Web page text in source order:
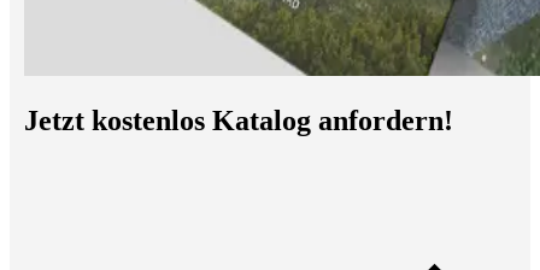
Jetzt kostenlos Katalog anfordern!